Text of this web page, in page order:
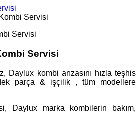
Servisi
Servisi
Daylux kombi arızasını hızla teşhis
parça & işçilik , tüm modellere
Daylux marka kombilerin bakım,